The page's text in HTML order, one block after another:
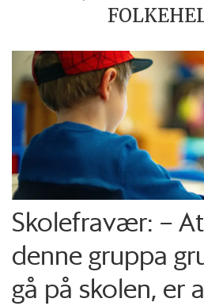
Skolefravær: –
denne gruppa
gå på skolen, er